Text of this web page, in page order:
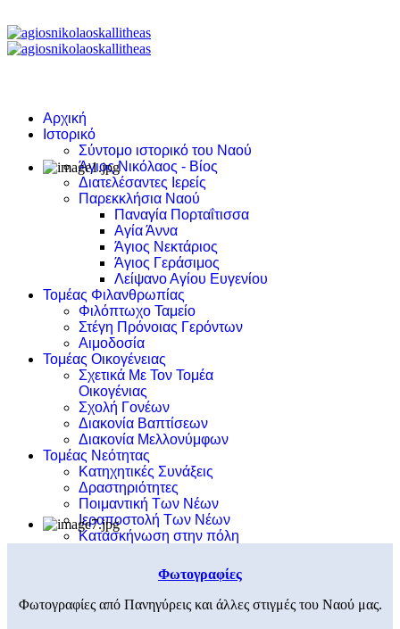
Αρχική
Ιστορικό
Σύντομο ιστορικό του Ναού
Άγιος Νικόλαος - Βίος
Διατελέσαντες Ιερείς
Παρεκκλήσια Ναού
Παναγία Πορταΐτισσα
Αγία Άννα
Άγιος Νεκτάριος
Άγιος Γεράσιμος
Λείψανο Αγίου Ευγενίου
Τομέας Φιλανθρωπίας
Φιλόπτωχο Ταμείο
Στέγη Πρόνοιας Γερόντων
Αιμοδοσία
Τομέας Οικογένειας
Σχετικά Με Τον Τομέα
Οικογένιας
Σχολή Γονέων
Διακονία Βαπτίσεων
Διακονία Μελλονύμφων
Τομέας Νεότητας
Κατηχητικές Συνάξεις
Δραστηριότητες
Ποιμαντική Των Νέων
Ιεραποστολή Των Νέων
Κατασκήνωση στην πόλη
Φωτογραφίες
Φωτογραφίες από Πανηγύρεις και άλλες στιγμές του Ναού μας.